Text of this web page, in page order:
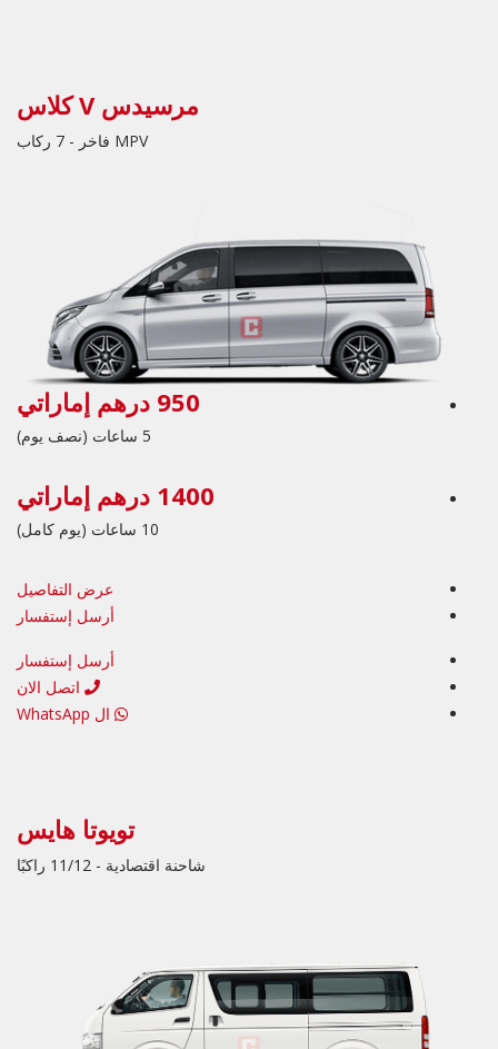
مرسيدس V كلاس
MPV فاخر - 7 ركاب
950 درهم إماراتي
5 ساعات (نصف يوم)
1400 درهم إماراتي
10 ساعات (يوم كامل)
عرض التفاصيل
أرسل إستفسار
أرسل إستفسار
اتصل الان
ال WhatsApp
تويوتا هايس
شاحنة اقتصادية - 11/12 راكبًا